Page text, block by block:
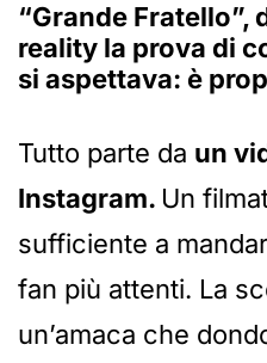
“Grande Fratello”,
reality la prova di
si aspettava: è
Tutto parte da un
Instagram. Un
sufficiente a
fan più attenti. La
un’amaca che